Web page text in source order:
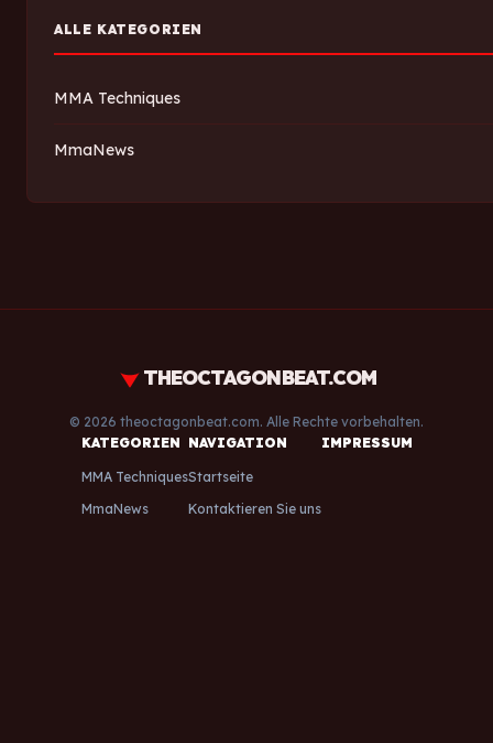
ALLE KATEGORIEN
MMA Techniques
MmaNews
THEOCTAGONBEAT.COM
© 2026 theoctagonbeat.com. Alle Rechte vorbehalten.
KATEGORIEN
MMA Techniques
MmaNews
NAVIGATION
Startseite
Kontaktieren Sie uns
IMPRESSUM